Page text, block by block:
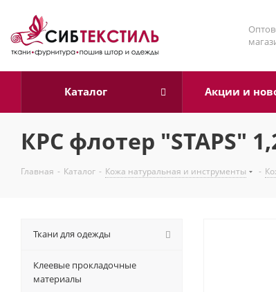
Каталог Акции и
КРС флотер "STAPS"
Главная - Каталог - Кожа натуральная и инструменты -
Ткани для одежды
Клеевые прокладочные
материалы